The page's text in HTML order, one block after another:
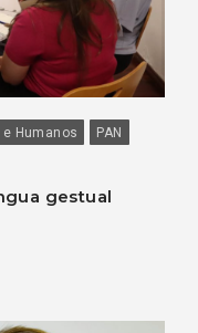
Humanos
PAN
gestual